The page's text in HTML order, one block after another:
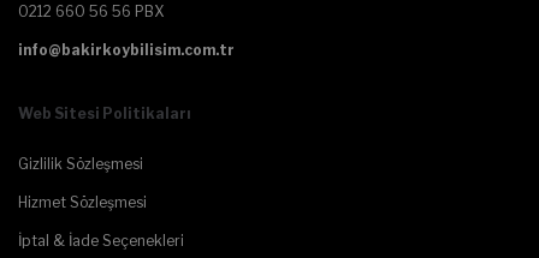
0212 660 56 56 PBX
info@bakirkoybilisim.com.tr
Web Sitesi Politikaları
Gizlilik Sözleşmesi
Hizmet Sözleşmesi
İptal & İade Seçenekleri